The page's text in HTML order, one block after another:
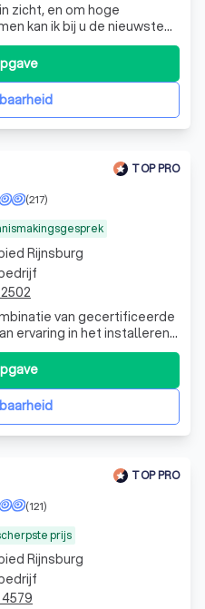
zicht, en om hoge
kan ik bij u de nieuwste
voor een schappelijke
TOP PRO
(217)
van gecertificeerde
ervaring in het installeren
en airco's, aangevuld
Door in deze
wij altijd ontzettend snel
Rijnsburg
TOP PRO
prijs
(121)
Rijnsburg